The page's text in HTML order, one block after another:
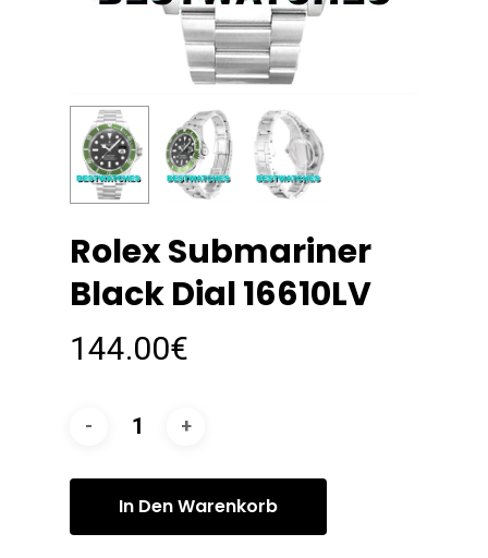
Rolex Submariner
Black Dial 16610LV
144.00€
In Den Warenkorb